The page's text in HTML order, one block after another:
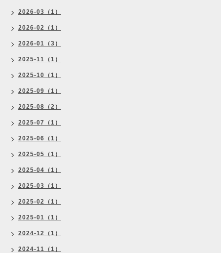
2026-03（1）
2026-02（1）
2026-01（3）
2025-11（1）
2025-10（1）
2025-09（1）
2025-08（2）
2025-07（1）
2025-06（1）
2025-05（1）
2025-04（1）
2025-03（1）
2025-02（1）
2025-01（1）
2024-12（1）
2024-11（1）